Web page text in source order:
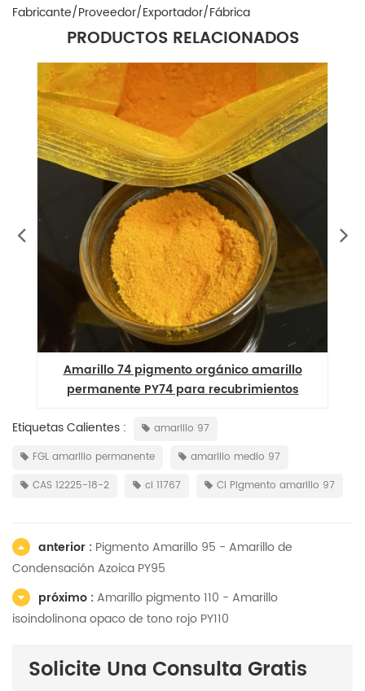
Fabricante/Proveedor/Exportador/Fábrica
PRODUCTOS RELACIONADOS
Amarillo 74 pigmento orgánico amarillo
permanente PY74 para recubrimientos
Etiquetas Calientes :
amarillo 97
FGL amarillo permanente
amarillo medio 97
CAS 12225-18-2
ci 11767 CI Pigmento amarillo 97
anterior : Pigmento Amarillo 95 - Amarillo de
Condensación Azoica PY95
próximo :Amarillo pigmento 110 - Amarillo
isoindolinona opaco de tono rojo PY110
Solicite Una Consulta Gratis